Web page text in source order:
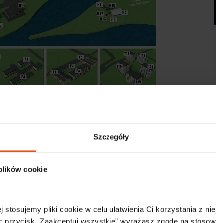
Szczegóły
cookie
stosujemy pliki cookie w celu ułatwienia Ci korzystania z
przycisk „Zaakceptuj wszystkie” wyrażasz zgodę na
organizowane przez Dolnośląski Klaster
roku, przedstawienie projektu nowej strategii DKM